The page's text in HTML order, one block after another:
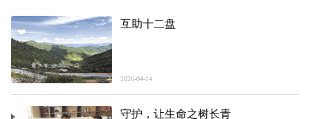
互助十二盘
2026-04-14
守护，让生命之树长青